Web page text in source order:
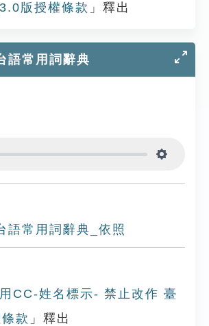
版授權條款 」釋出
語常用詞辭典
語常用詞辭典_依照
CC-姓名標示- 禁止改作 臺
款 」釋出